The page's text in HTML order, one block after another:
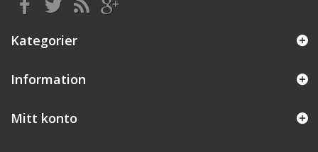
Kategorier
Information
Mitt konto